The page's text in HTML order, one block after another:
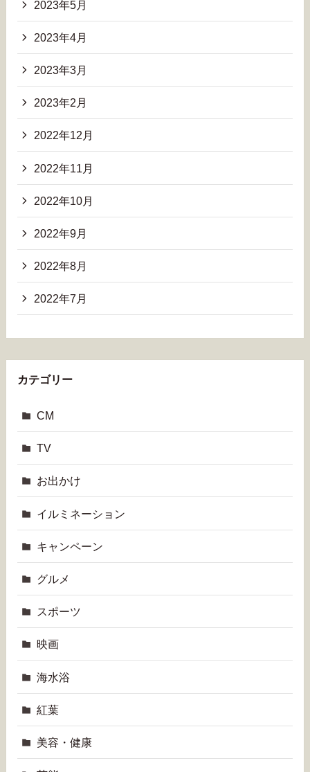
2023年5月
2023年4月
2023年3月
2023年2月
2022年12月
2022年11月
2022年10月
2022年9月
2022年8月
2022年7月
カテゴリー
CM
TV
お出かけ
イルミネーション
キャンペーン
グルメ
スポーツ
映画
海水浴
紅葉
美容・健康